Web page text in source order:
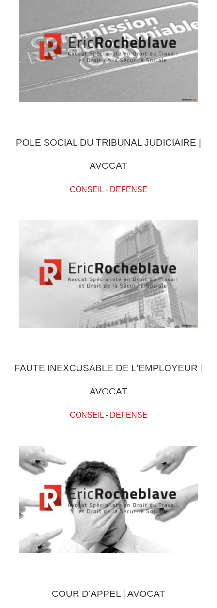
POLE SOCIAL DU TRIBUNAL JUDICIAIRE |
AVOCAT
CONSEIL- DEFENSE
FAUTE INEXCUSABLE DE L'EMPLOYEUR |
AVOCAT
CONSEIL- DEFENSE
COUR D'APPEL | AVOCAT